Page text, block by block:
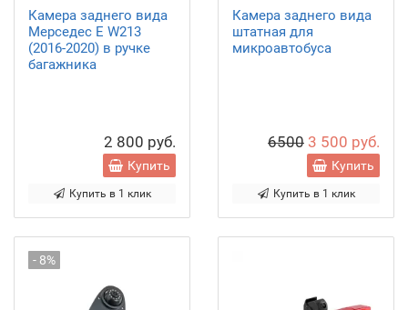
Камера заднего вида
Мерседес Е W213
(2016-2020) в ручке
багажника
2 800 руб.
Купить
Купить в 1 клик
Камера заднего вида
штатная для
микроавтобуса
6500 3 500 руб.
Купить
Купить в 1 клик
- 8%